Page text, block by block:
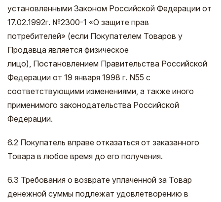
установленными Законом Российской Федерации от
17.02.1992г. №2300-1 «О защите прав
потребителей» (если Покупателем Товаров у
Продавца является физическое
лицо), Постановлением Правительства Российской
Федерации от 19 января 1998 г. N55 с
соответствующими изменениями, а также иного
применимого законодательства Российской
Федерации.
6.2 Покупатель вправе отказаться от заказанного
Товара в любое время до его получения.
6.3 Требования о возврате уплаченной за Товар
денежной суммы подлежат удовлетворению в